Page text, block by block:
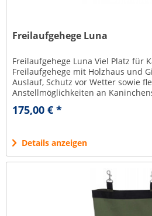
Freilaufgehege Luna
Freilaufgehege Luna Viel Platz für
Freilaufgehege mit Holzhaus und
Auslauf, Schutz vor Wetter sowie
Anstellmöglichkeiten an
mit ausreichend Raum für den...
175,00 € *
Details anzeigen